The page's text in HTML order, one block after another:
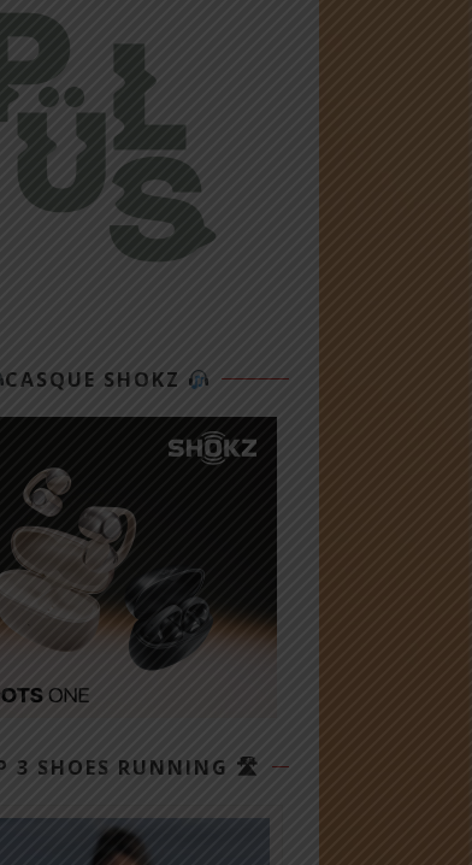
CASQUE SHOKZ
3 SHOES RUNNING 🛣